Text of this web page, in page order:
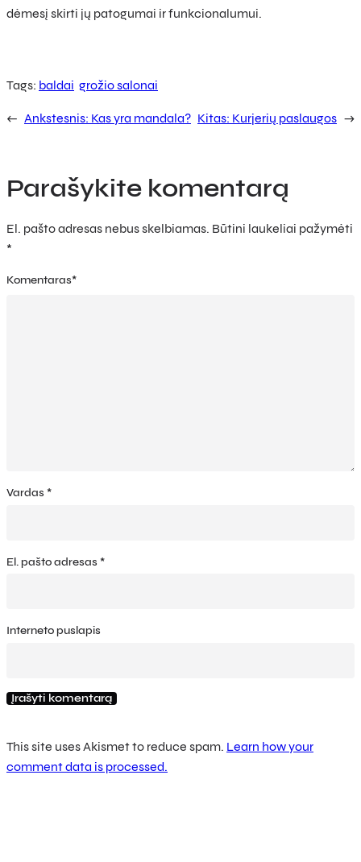
dėmesį skirti jų patogumai ir funkcionalumui.
Tags: baldai grožio salonai
← Ankstesnis: Kas yra mandala? Kitas: Kurjerių paslaugos →
Parašykite komentarą
El. pašto adresas nebus skelbiamas. Būtini laukeliai pažymėti
*
Komentaras*
Vardas *
El. pašto adresas *
Interneto puslapis
This site uses Akismet to reduce spam. Learn how your
comment data is processed.